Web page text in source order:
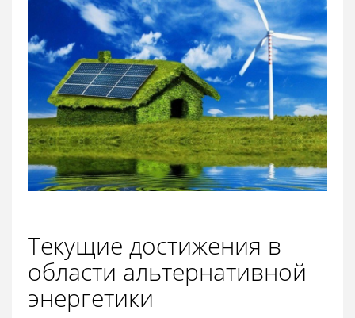
Текущие достижения в
области альтернативной
энергетики